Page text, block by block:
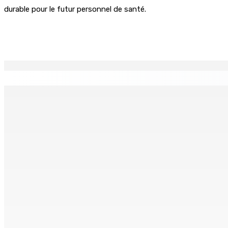
durable pour le futur personnel de santé.